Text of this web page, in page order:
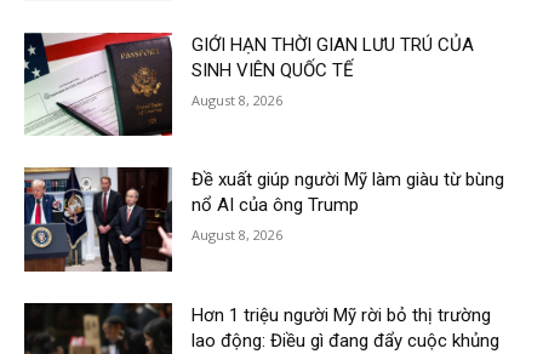
GIỚI HẠN THỜI GIAN LƯU TRÚ CỦA
SINH VIÊN QUỐC TẾ
August 8, 2026
Đề xuất giúp người Mỹ làm giàu từ bùng
nổ AI của ông Trump
August 8, 2026
Hơn 1 triệu người Mỹ rời bỏ thị trường
lao động: Điều gì đang đẩy cuộc khủng